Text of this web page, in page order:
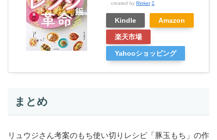
created by Rinker
Kindle Amazon
楽天市場
Yahooショッピング
まとめ
リュウジさん考案のもち使い切りレシピ「豚玉もち」の作